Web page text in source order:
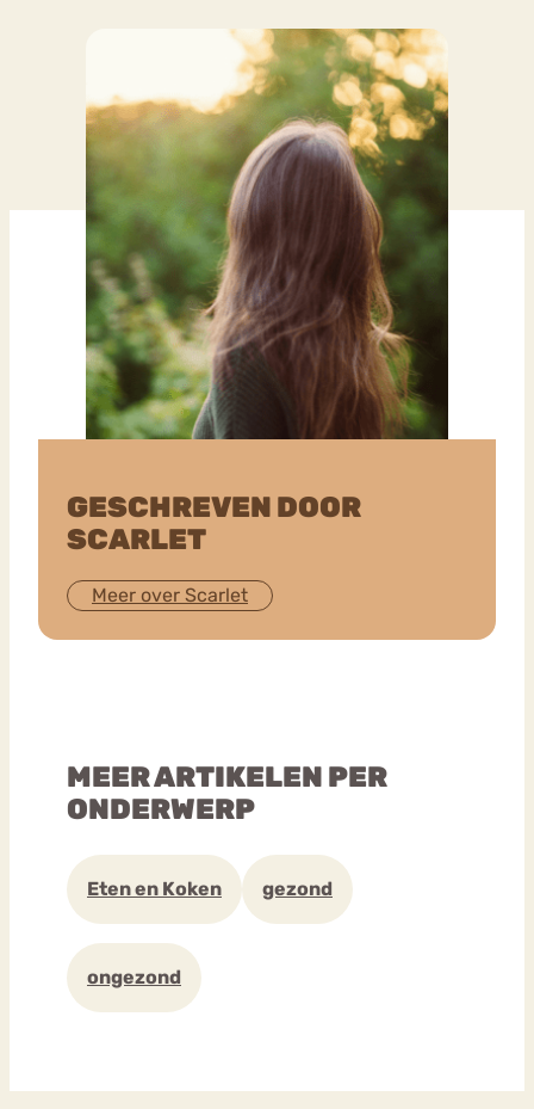
GESCHREVEN DOOR
SCARLET
Meer over Scarlet
MEER ARTIKELEN PER
ONDERWERP
Eten en Koken gezond
ongezond